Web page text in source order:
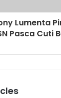
Lumenta
Pasca Cuti